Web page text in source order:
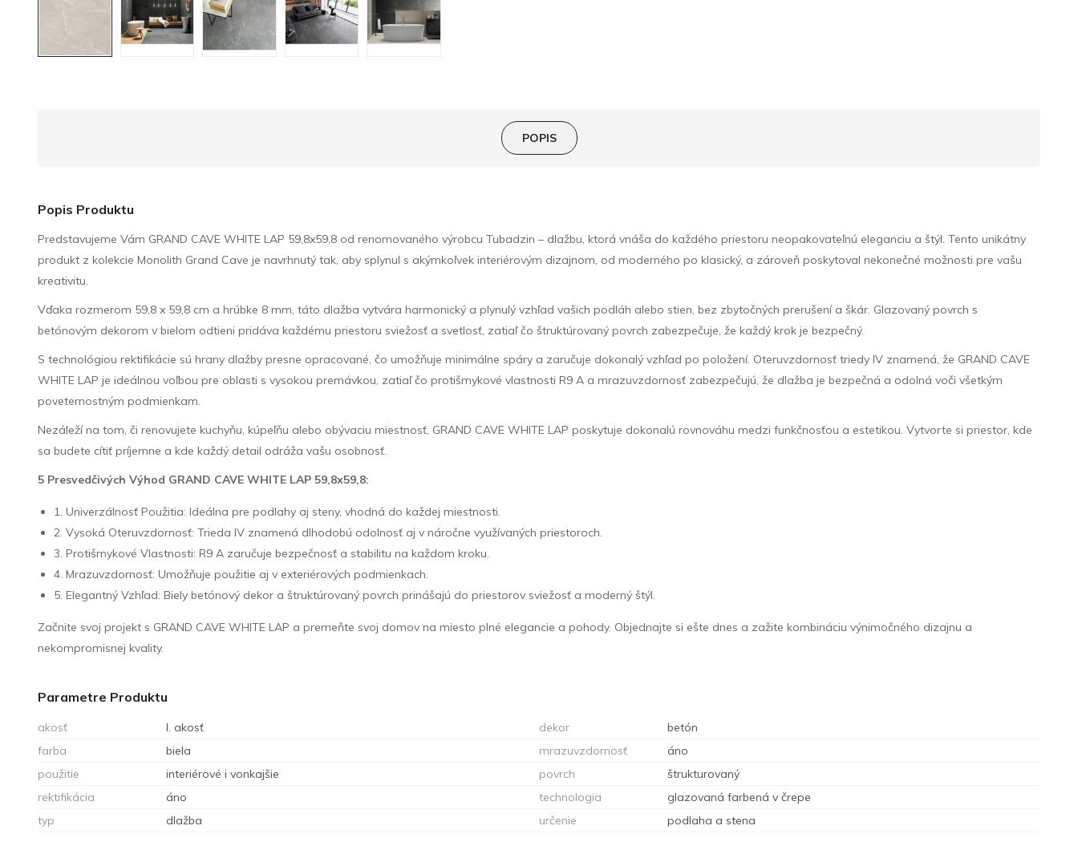
POPIS
Popis Produktu
Predstavujeme Vám GRAND CAVE WHITE LAP 59,8x59,8 od renomovaného výrobcu Tubadzin – dlažbu, ktorá vnáša do každého priestoru neopakovateľnú eleganciu a štýl. Tento unikátny
produkt z kolekcie Monolith Grand Cave je navrhnutý tak, aby splynul s akýmkoľvek interiérovým dizajnom, od moderného po klasický, a zároveň poskytoval nekonečné možnosti pre vašu
kreativitu.
Vďaka rozmerom 59,8 x 59,8 cm a hrúbke 8 mm, táto dlažba vytvára harmonický a plynulý vzhľad vašich podláh alebo stien, bez zbytočných prerušení a škár. Glazovaný povrch s
betónovým dekorom v bielom odtieni pridáva každému priestoru sviežosť a svetlosť, zatiaľ čo štruktúrovaný povrch zabezpečuje, že každý krok je bezpečný.
S technológiou rektifikácie sú hrany dlažby presne opracované, čo umožňuje minimálne spáry a zaručuje dokonalý vzhľad po položení. Oteruvzdornosť triedy IV znamená, že GRAND CAVE
WHITE LAP je ideálnou voľbou pre oblasti s vysokou premávkou, zatiaľ čo protišmykové vlastnosti R9 A a mrazuvzdornosť zabezpečujú, že dlažba je bezpečná a odolná voči všetkým
poveternostným podmienkam.
Nezáleží na tom, či renovujete kuchyňu, kúpeľňu alebo obývaciu miestnosť, GRAND CAVE WHITE LAP poskytuje dokonalú rovnováhu medzi funkčnosťou a estetikou. Vytvorte si priestor, kde
sa budete cítiť príjemne a kde každý detail odráža vašu osobnosť.
5 Presvedčivých Výhod GRAND CAVE WHITE LAP 59,8x59,8:
1. Univerzálnosť Použitia: Ideálna pre podlahy aj steny, vhodná do každej miestnosti.
2. Vysoká Oteruvzdornosť: Trieda IV znamená dlhodobú odolnosť aj v náročne využívaných priestoroch.
3. Protišmykové Vlastnosti: R9 A zaručuje bezpečnosť a stabilitu na každom kroku.
4. Mrazuvzdornosť: Umožňuje použitie aj v exteriérových podmienkach.
5. Elegantný Vzhľad: Biely betónový dekor a štruktúrovaný povrch prinášajú do priestorov sviežosť a moderný štýl.
Začnite svoj projekt s GRAND CAVE WHITE LAP a premeňte svoj domov na miesto plné elegancie a pohody. Objednajte si ešte dnes a zažite kombináciu výnimočného dizajnu a
nekompromisnej kvality.
Parametre Produktu
akosť I. akosť dekor
betón
farba
biela mrazuvzdornosť
áno
použitie
interiérové i vonkajšie povrch
štrukturovaný
rektifikácia
áno technologia
glazovaná farbená v črepe
typ
dlažba určenie podlaha a stena